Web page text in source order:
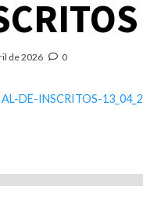
de 2026 0
DE-INSCRITOS-